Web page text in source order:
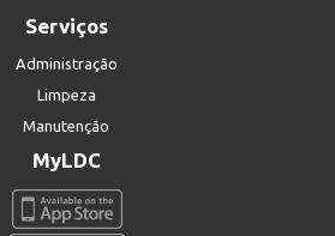
Serviços
Administração
Limpeza
Manutenção
MyLDC